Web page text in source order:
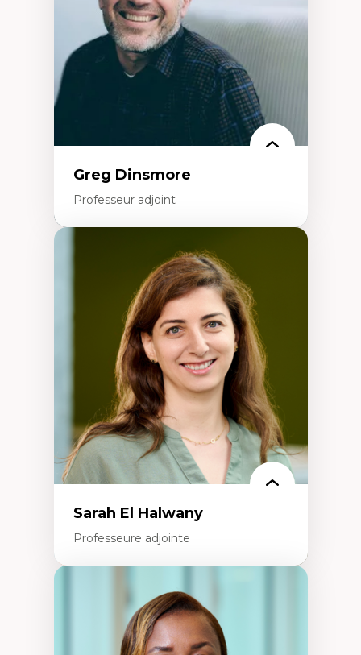
Éducation inclusive
Formation à l’enseignement en contexte
francophone minoritaire
Identité linguistique et culturelle
Recherche-action et approches
participatives
Leadership éducatif et pratiques réflexives
Éducation durable et bien-être en
Greg Dinsmore
Professeur adjoint
Fragmentation des auditoires médiatiques
Analyse multi-plateforme des auditoires
médiatiques
Analyse des comportements numériques à
travers les données massives et l’IA
Recherche quantitative et qualitative sur
les auditoires médiatiques
Épistémologie des techniques de recherche
numérique et l’IA
Théorie des droits de la personne
La pensée politique d’Hannah Arendt
La pensée politique à l’ère numérique
Justice internationale et normes
internationales
Sarah El Halwany
Professeure adjointe
Les apports pédagogiques des théories de
l'affect, du posthumanisme, du féminisme
dans l'éducation aux sciences
L'apprentissage des sciences/STIM dans une